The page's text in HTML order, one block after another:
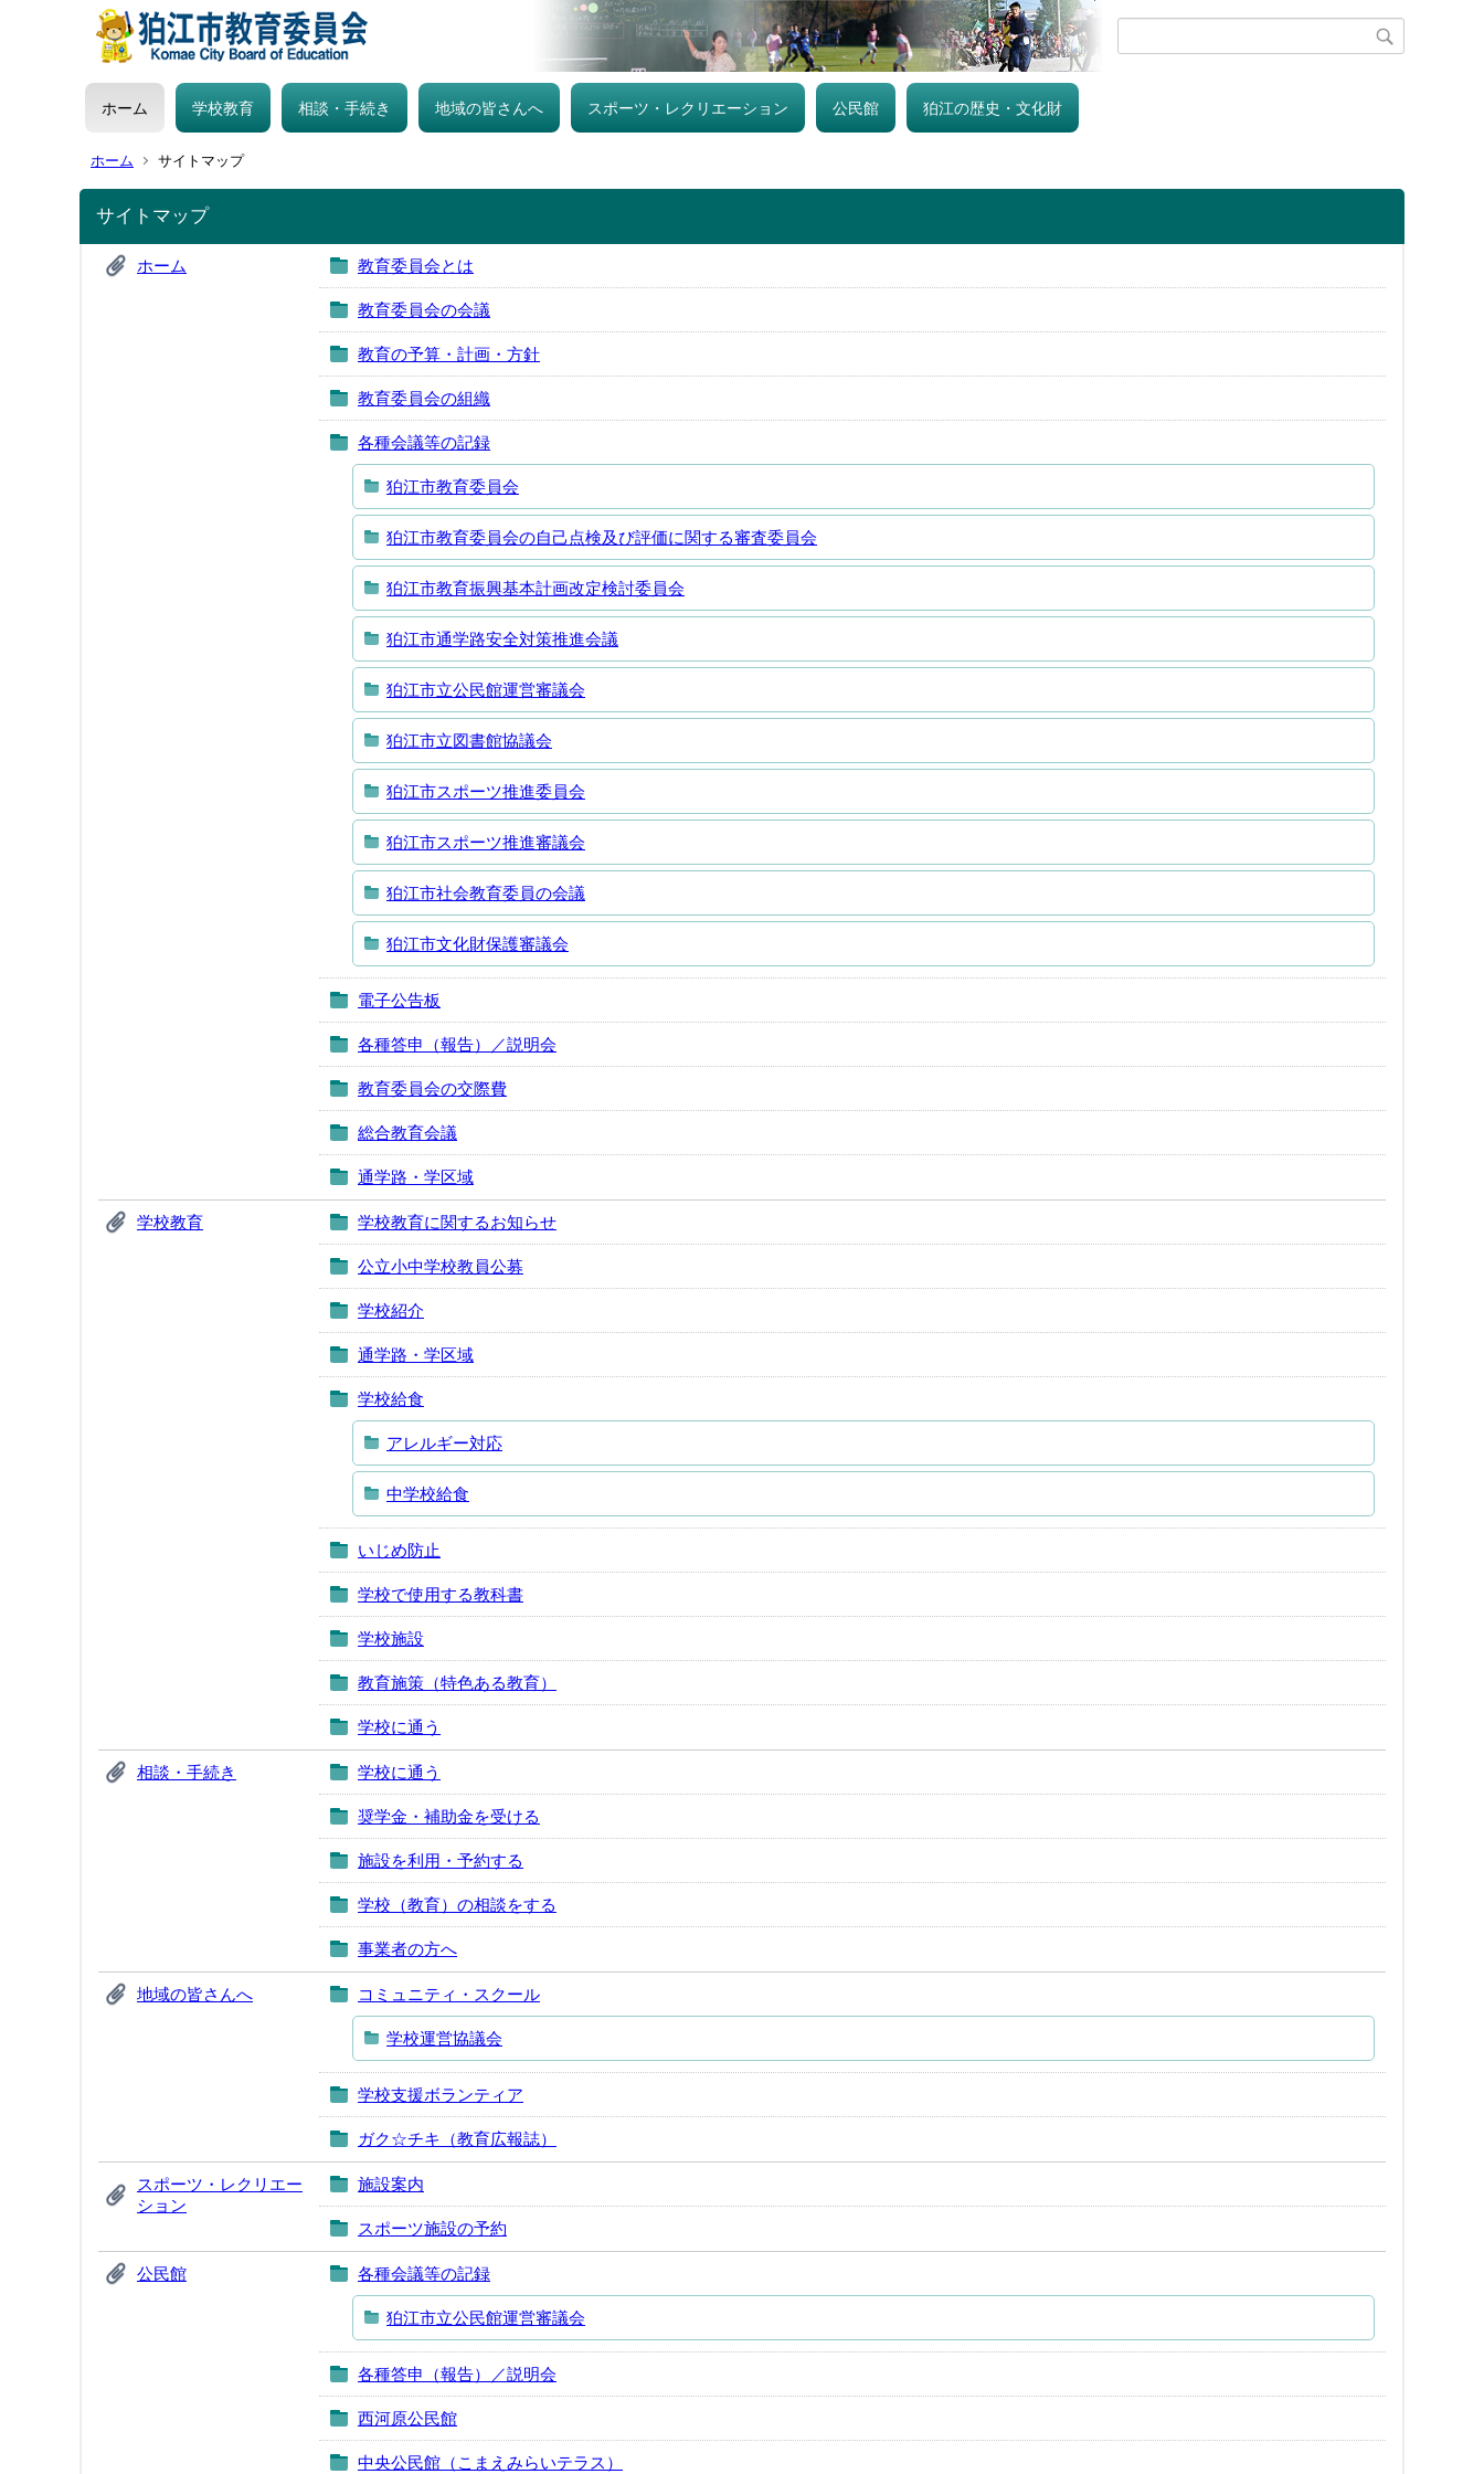
ホーム 学校教育 相談・手続き 地域の皆さんへ スポーツ・レクリエーション 公民館 狛江の歴史・文化財
ホーム サイトマップ
サイトマップ
ホーム 教育委員会とは
教育委員会の会議
教育の予算・計画・方針
教育委員会の組織
各種会議等の記録
狛江市教育委員会
狛江市教育委員会の自己点検及び評価に関する審査委員会
狛江市教育振興基本計画改定検討委員会
狛江市通学路安全対策推進会議
狛江市立公民館運営審議会
狛江市立図書館協議会
狛江市スポーツ推進委員会
狛江市スポーツ推進審議会
狛江市社会教育委員の会議
狛江市文化財保護審議会
電子公告板
各種答申（報告）／説明会
教育委員会の交際費
総合教育会議
通学路・学区域
学校教育 学校教育に関するお知らせ
公立小中学校教員公募
学校紹介
通学路・学区域
学校給食
アレルギー対応
中学校給食
いじめ防止
学校で使用する教科書
学校施設
教育施策（特色ある教育）
学校に通う
相談・手続き 学校に通う
奨学金・補助金を受ける
施設を利用・予約する
学校（教育）の相談をする
事業者の方へ
地域の皆さんへ コミュニティ・スクール
学校運営協議会
学校支援ボランティア
ガク☆チキ（教育広報誌）
スポーツ・レクリエー
ション
施設案内
スポーツ施設の予約
公民館 各種会議等の記録
狛江市立公民館運営審議会
各種答申（報告）／説明会
西河原公民館
中央公民館（こまえみらいテラス）